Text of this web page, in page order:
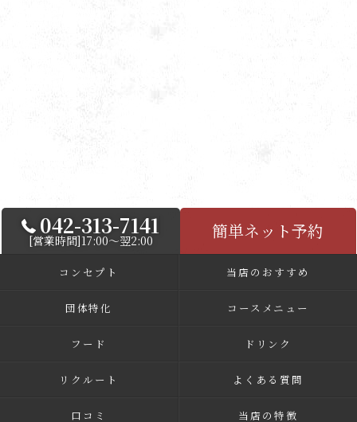
042-313-7141
[営業時間]17:00～翌2:00 簡単ネット予約
コンセプト 当店のおすすめ
団体特化 コースメニュー
フード ドリンク
リクルート よくある質問
口コミ 当店の特徴